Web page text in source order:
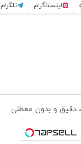
اینستاگرام تلگرام
دقیق و بدون معطلی